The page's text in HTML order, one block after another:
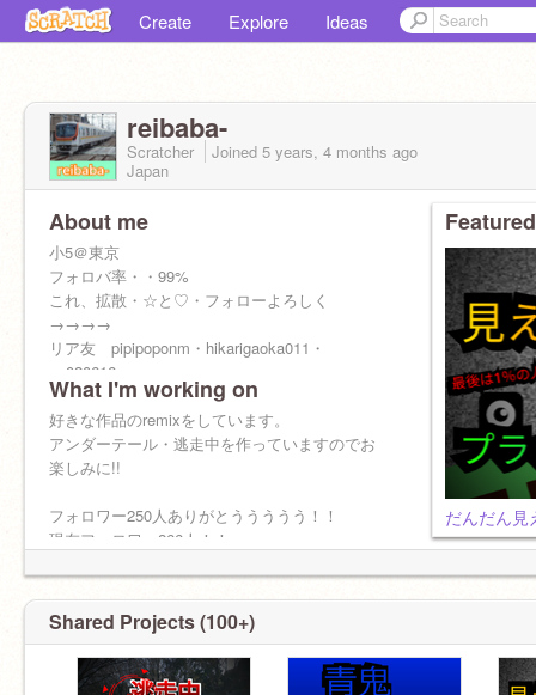
Create Explore Ideas
reibaba-
Scratcher Joined 5 years, 4 months ago
Japan
About me
小5＠東京
フォロバ率・・99%
これ、拡散・☆と♡・フォローよろしく
→→→→
リア友 pipipoponm・hikarigaoka011・
gs020616
hikarigaoka023さん
スク友
hinoka789さん
chofu-yuriさん
makaizodennsさん
1taiga-さん
trumpU
アイコン e235-yaman
What I'm working on
好きな作品のremixをしています。
アンダーテール・逃走中を作っていますのでお
楽しみに!!
フォロワー250人ありがとううううう！！
現在フォロワー266人！！
Shared Projects (100+)